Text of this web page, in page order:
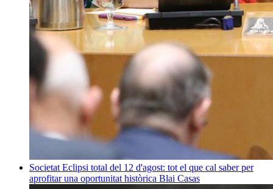
Societat Eclipsi total del 12 d'agost: tot el que cal saber per
aprofitar una oportunitat històrica Blai Casas